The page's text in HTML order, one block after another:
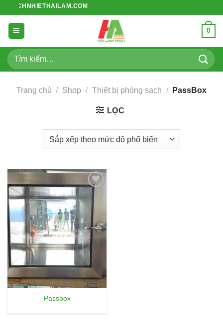
0
Tìm
kiếm:
Trang chủ / Shop / Thiết bị phòng sạch / PassBox
LỌC
Add to
wishlist
Passbox